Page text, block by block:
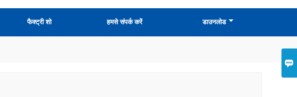

फैक्ट्री शो हमसे संपर्क करें डाउनलोड